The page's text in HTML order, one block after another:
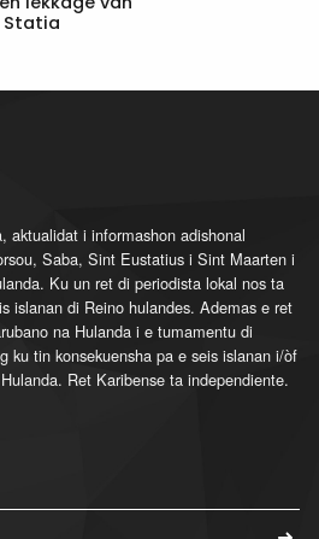
Statia
aktualidat i informashon adishonal
Saba, Sint Eustatius i Sint Maarten i
Ku un ret di periodista lokal nos ta
islanan di Reino hulandes. Ademas e ret
na Hulanda i e tumamentu di
ku tin konsekuensha pa e seis islanan i/òf
Ret Karibense ta independiente.